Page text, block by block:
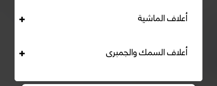
أعلاف الماشية
أعلاف السمك والجمبرى